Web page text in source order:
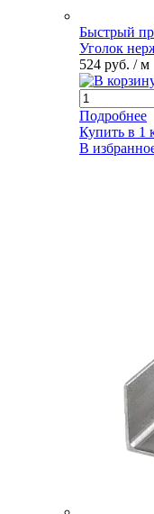
Быстрый
Уголок
524 руб. / м
Подробнее
Купить в 1
В